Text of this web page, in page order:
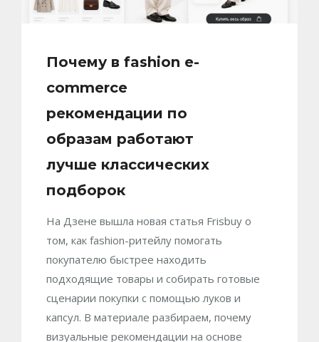
Почему в fashion e-
commerce
рекомендации по
образам работают
лучше классических
подборок
На Дзене вышла новая статья Frisbuy о
том, как fashion-ритейлу помогать
покупателю быстрее находить
подходящие товары и собирать готовые
сценарии покупки с помощью луков и
капсул. В материале разбираем, почему
визуальные рекомендации на основе